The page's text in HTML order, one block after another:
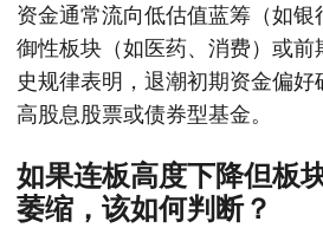
资金通常流向低估值蓝筹（如
御性板块（如医药、消费）或
史规律表明，退潮初期资金偏
高股息股票或债券型基金。
如果连板高度下降但板
萎缩，该如何判断？